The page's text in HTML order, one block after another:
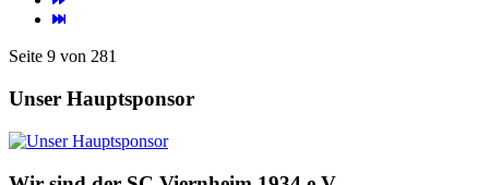
Seite 9 von 281
Unser Hauptsponsor